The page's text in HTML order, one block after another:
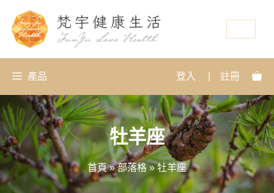
產品 登入 註冊
牡羊座
首頁 » 部落格 » 牡羊座